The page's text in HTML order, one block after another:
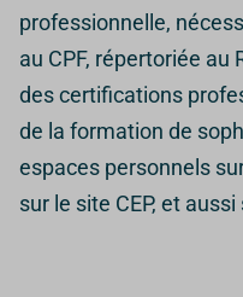
professionnelle,
au CPF, répertoriée au
des certifications
de la formation de
espaces personnels
sur le site CEP, et